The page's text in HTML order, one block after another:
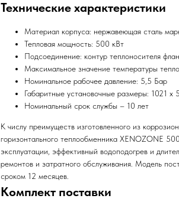
Технические характеристики
Материал корпуса: нержавеющая сталь
Тепловая мощность: 500 кВт
Подсоединение: контур теплоносителя
Максимальное значение температуры
Номинальное рабочее давление: 5,5 Бар
Габаритные установочные размеры: 1021 х
Номинальный срок службы – 10 лет
К числу преимуществ изготовленного из
горизонтального теплообменника XENOZONE
эксплуатации, эффективный водоподогрев и
ремонтов и затратного обслуживания. Модель
сроком 12 месяцев.
Комплект поставки